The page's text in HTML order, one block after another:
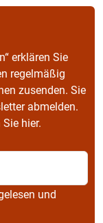
erklären Sie
regelmäßig
zusenden. Sie
abmelden.
Sie hier.
und